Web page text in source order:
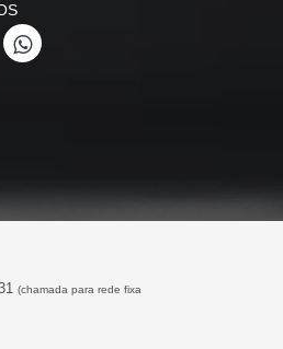
(chamada para rede fixa